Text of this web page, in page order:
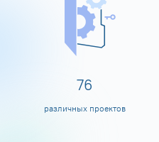
80
различных проектов